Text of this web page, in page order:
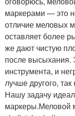
маркерами — это
отличие меловых
оставляет более
же дают чистую
после высыхания.
инструмента, и
лучше другого,
Нашу задачу
маркеры.Меловой